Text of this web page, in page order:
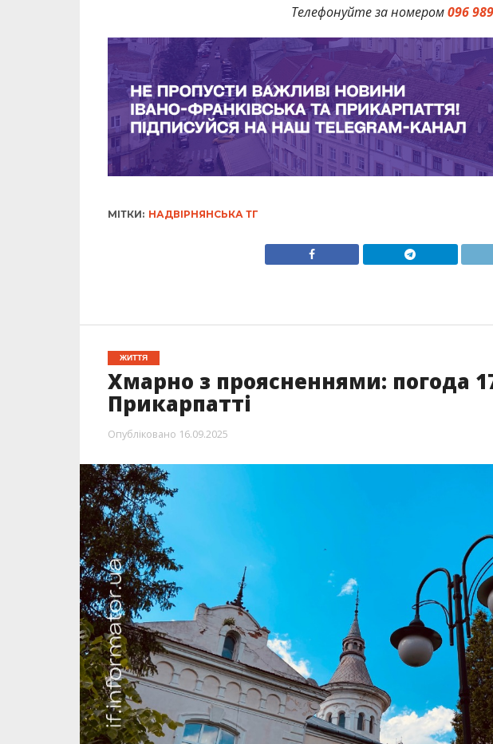
Телефонуйте за номером096
МІТКИ: НАДВІРНЯНСЬКА ТГ
ЖИТТЯ
Хмарно з проясненнями: погода
Прикарпатті
Опубліковано 16.09.2025